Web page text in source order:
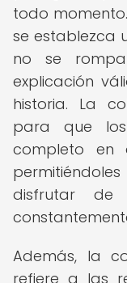
todo
se establezca
no se
explicación
historia. La
para que
completo en
disfrutar de
Además, la
refiere a las